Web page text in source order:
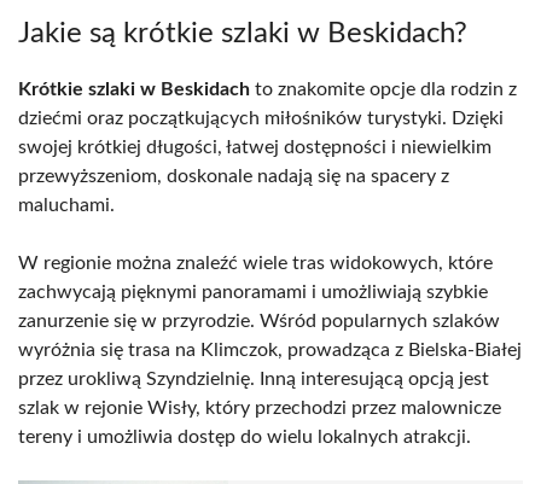
Jakie są krótkie szlaki w Beskidach?
Krótkie szlaki w Beskidach to znakomite opcje dla rodzin z
dziećmi oraz początkujących miłośników turystyki. Dzięki
swojej krótkiej długości, łatwej dostępności i niewielkim
przewyższeniom, doskonale nadają się na spacery z
maluchami.
W regionie można znaleźć wiele tras widokowych, które
zachwycają pięknymi panoramami i umożliwiają szybkie
zanurzenie się w przyrodzie. Wśród popularnych szlaków
wyróżnia się trasa na Klimczok, prowadząca z Bielska-Białej
przez urokliwą Szyndzielnię. Inną interesującą opcją jest
szlak w rejonie Wisły, który przechodzi przez malownicze
tereny i umożliwia dostęp do wielu lokalnych atrakcji.